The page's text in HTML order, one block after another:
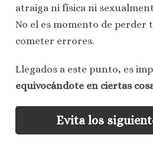
atraiga ni física ni
No el es momento de perder
cometer errores.
Llegados a este punto, es
equivocándote en ciertas
Evita los